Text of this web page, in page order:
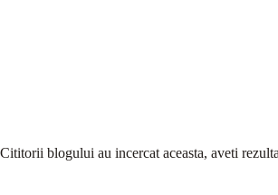
Cititorii blogului au incercat aceasta, aveti